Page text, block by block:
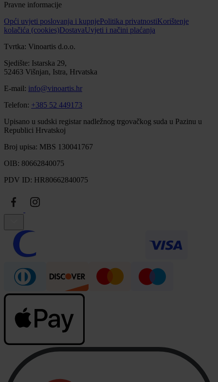
Pravne informacije
Opći uvjeti poslovanja i kupnjePolitika privatnostiKorištenje
kolačića (cookies)DostavaUvjeti i načini plaćanja
Tvrtka: Vinoartis d.o.o.
Sjedište: Istarska 29,
52463 Višnjan, Istra, Hrvatska
E-mail: info@vinoartis.hr
Telefon: +385 52 449173
Upisano u sudski registar nadležnog trgovačkog suda u Pazinu u
Republici Hrvatskoj
Broj upisa: MBS 130041767
OIB: 80662840075
PDV ID: HR80662840075